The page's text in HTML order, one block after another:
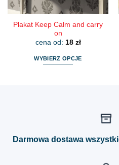
produktu
Plakat Keep Calm and carry
on
cena od: 18 zł
WYBIERZ OPCJE
Darmowa dostawa